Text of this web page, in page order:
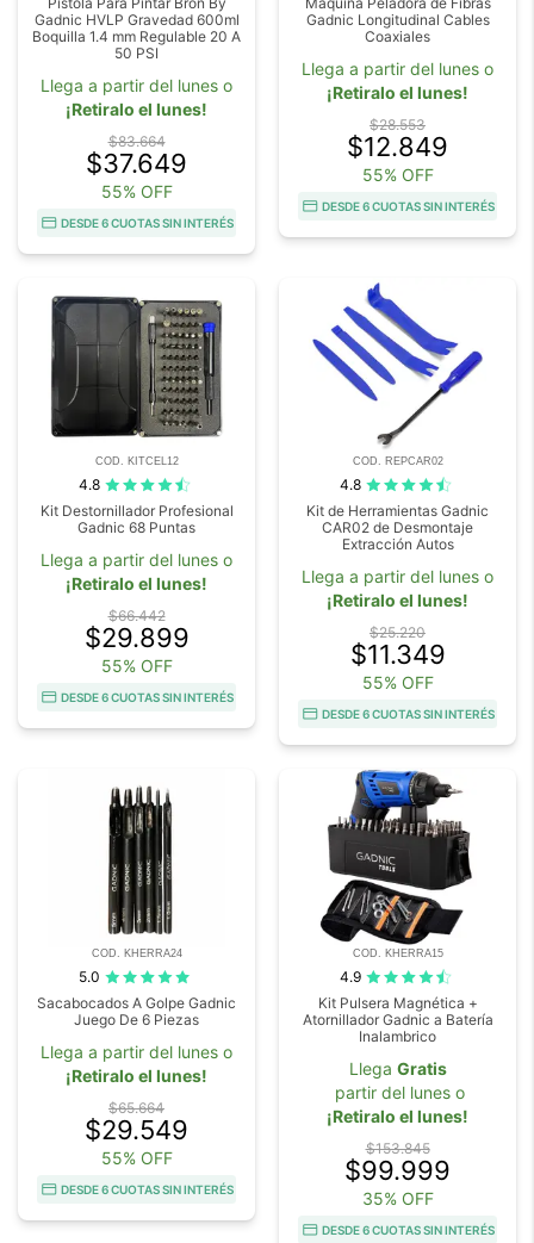
Gadnic HVLP Gravedad 600ml
Boquilla 1.4 mm Regulable 20 A
50 PSI
Llega a partir del lunes o
¡Retiralo el lunes!
$83.664
$37.649
55% OFF
DESDE 6 CUOTAS SIN INTERÉS
Gadnic Longitudinal Cables
Coaxiales
Llega a partir del lunes o
¡Retiralo el lunes!
$28.553
$12.849
55% OFF
DESDE 6 CUOTAS SIN INTERÉS
COD. KITCEL12
4.8
Kit Destornillador Profesional
Gadnic 68 Puntas
Llega a partir del lunes o
¡Retiralo el lunes!
$66.442
$29.899
55% OFF
DESDE 6 CUOTAS SIN INTERÉS
COD. REPCAR02
4.8
Kit de Herramientas Gadnic
CAR02 de Desmontaje
Extracción Autos
Llega a partir del lunes o
¡Retiralo el lunes!
$25.220
$11.349
55% OFF
DESDE 6 CUOTAS SIN INTERÉS
COD. KHERRA24
5.0
Sacabocados A Golpe Gadnic
Juego De 6 Piezas
Llega a partir del lunes o
¡Retiralo el lunes!
$65.664
$29.549
55% OFF
DESDE 6 CUOTAS SIN INTERÉS
COD. KHERRA15
4.9
Kit Pulsera Magnética +
Atornillador Gadnic a Batería
Inalambrico
Llega Gratis
partir del lunes o
¡Retiralo el lunes!
$153.845
$99.999
35% OFF
DESDE 6 CUOTAS SIN INTERÉS